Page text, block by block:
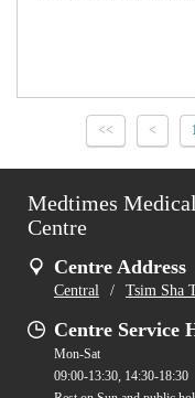
<< < 1
Medtimes
Centre
Centre Address
Central / Tsim Sha
Centre Service
Mon-Sat
09:00-13:30, 14:30-18:30